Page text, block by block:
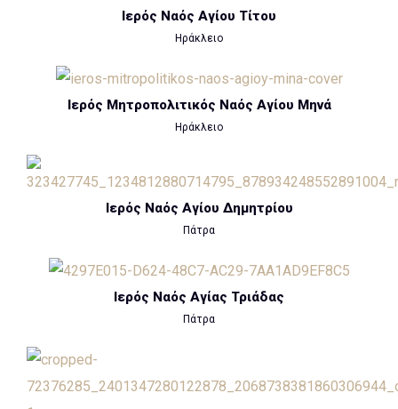
Ιερός Ναός Αγίου Τίτου
Ηράκλειο
Ιερός Μητροπολιτικός Ναός Αγίου Μηνά
Ηράκλειο
Ιερός Ναός Αγίου Δημητρίου
Πάτρα
Ιερός Ναός Αγίας Τριάδας
Πάτρα